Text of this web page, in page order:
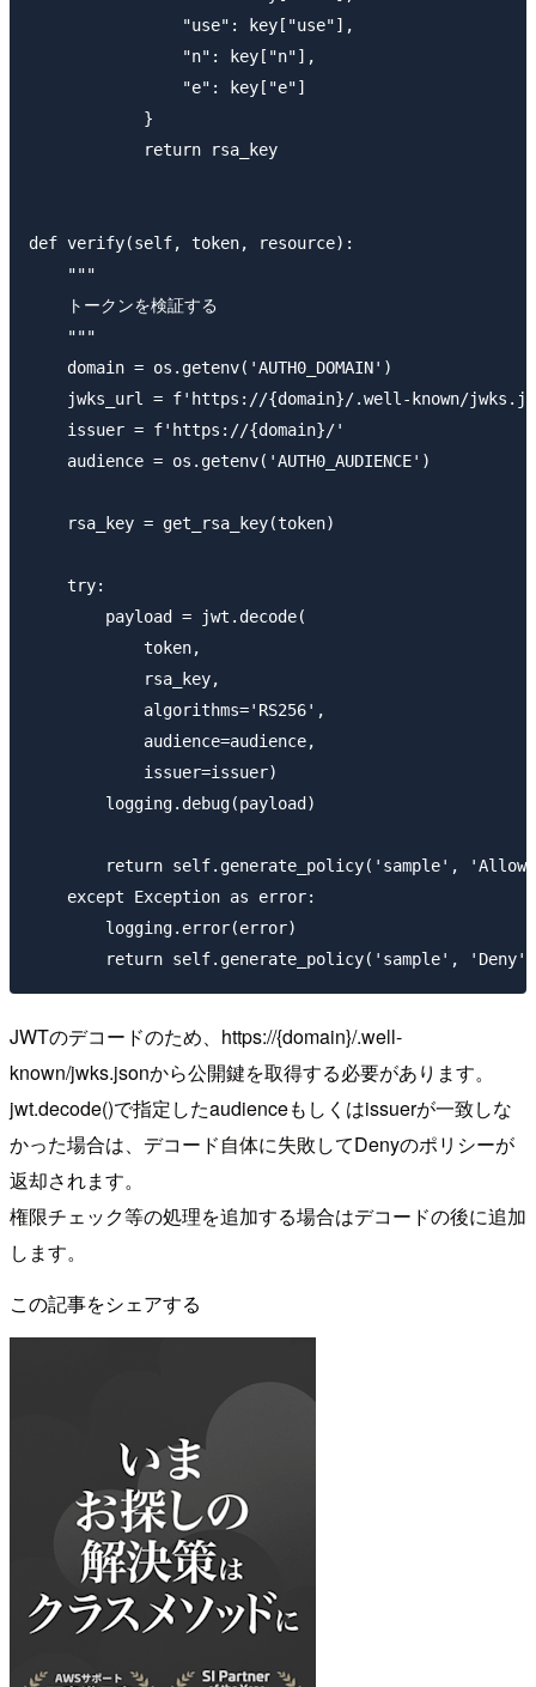
                "use": key["use"],
                "n": key["n"],
                "e": key["e"]
            }
            return rsa_key
def verify(self, token, resource):
    """
    トークンを検証する
    """
    domain = os.getenv('AUTH0_DOMAIN')
jwks_url = f'https://{domain}/.well-known/
    issuer = f'https://{domain}/'
    audience = os.getenv('AUTH0_AUDIENCE')
    rsa_key = get_rsa_key(token)
    try:
        payload = jwt.decode(
            token,
            rsa_key,
            algorithms='RS256',
            audience=audience,
            issuer=issuer)
        logging.debug(payload)
return self.generate_policy('sample',
    except Exception as error:
        logging.error(error)
JWTのデコードのため、https://{domain}/.well-
known/jwks.jsonから公開鍵を取得する必要があります。
jwt.decode()で指定したaudienceもしくはissuerが一致しな
かった場合は、デコード自体に失敗してDenyのポリシーが
返却されます。
権限チェック等の処理を追加する場合はデコードの後に追加
します。
この記事をシェアする